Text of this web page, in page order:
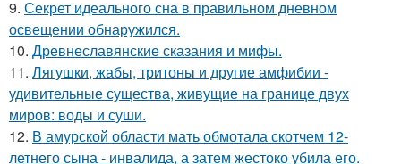
9. Секрет идеального сна в правильном дневном
освещении обнаружился.
10. Древнеславянские сказания и мифы.
11. Лягушки, жабы, тритоны и другие амфибии -
удивительные существа, живущие на границе двух
миров: воды и суши.
12. В амурской области мать обмотала скотчем 12-
летнего сына - инвалида, а затем жестоко убила его.